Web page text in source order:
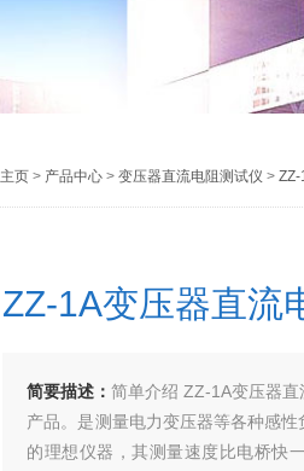
主页> 产品中心> 变压器直流电阻测试仪 > ZZ-
ZZ-1A变压器直流
简要描述：简单介绍 ZZ-1A变压器
产品。是测量电力变压器等各种感
的理想仪器，其测量速度比电桥快